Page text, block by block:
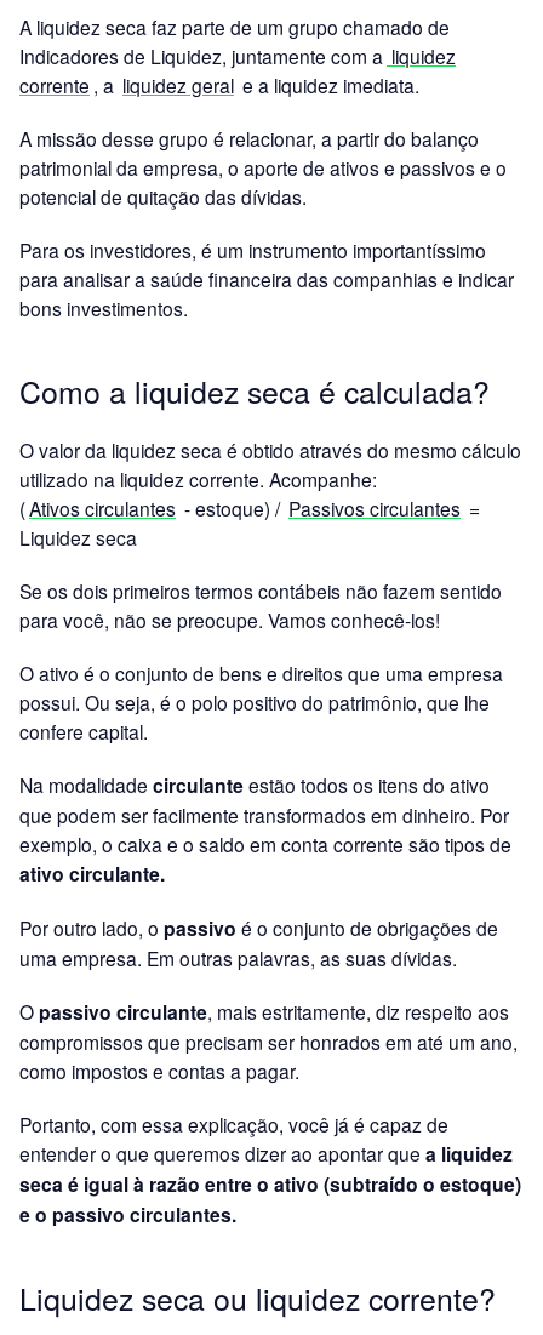
A liquidez seca faz parte de um grupo chamado de
Indicadores de Liquidez, juntamente com a liquidez
corrente , a liquidez geral e a liquidez imediata.
A missão desse grupo é relacionar, a partir do balanço
patrimonial da empresa, o aporte de ativos e passivos e o
potencial de quitação das dívidas.
Para os investidores, é um instrumento importantíssimo
para analisar a saúde financeira das companhias e indicar
bons investimentos.
Como a liquidez seca é calculada?
O valor da liquidez seca é obtido através do mesmo cálculo
utilizado na liquidez corrente. Acompanhe:
(Ativos circulantes - estoque) / Passivos circulantes =
Liquidez seca
Se os dois primeiros termos contábeis não fazem sentido
para você, não se preocupe. Vamos conhecê-los!
O ativo é o conjunto de bens e direitos que uma empresa
possui. Ou seja, é o polo positivo do patrimônio, que lhe
confere capital.
Na modalidade circulanteestão todos os itens do ativo
que podem ser facilmente transformados em dinheiro. Por
exemplo, o caixa e o saldo em conta corrente são tipos de
ativo circulante.
Por outro lado, o passivo é o conjunto de obrigações de
uma empresa. Em outras palavras, as suas dívidas.
O passivo circulante, mais estritamente, diz respeito aos
compromissos que precisam ser honrados em até um ano,
como impostos e contas a pagar.
Portanto, com essa explicação, você já é capaz de
entender o que queremos dizer ao apontar que a liquidez
seca é igual à razão entre o ativo (subtraído o estoque)
e o passivo circulantes.
Liquidez seca ou liquidez corrente?